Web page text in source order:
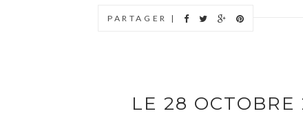
PARTAGER |
LE 28